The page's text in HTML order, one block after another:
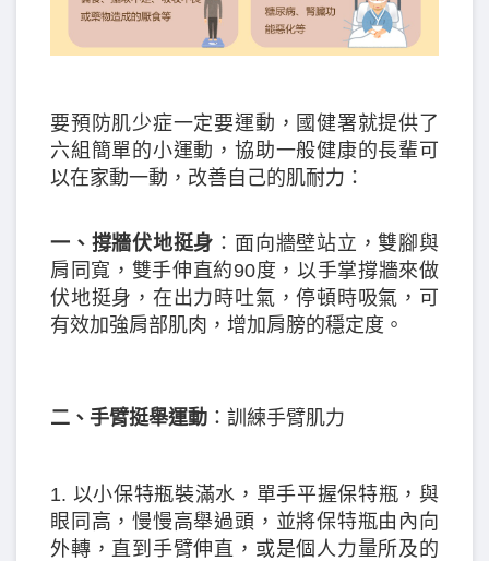
要預防肌少症一定要運動，國健署就提供了
六組簡單的小運動，協助一般健康的長輩可
以在家動一動，改善自己的肌耐力：
一、撐牆伏地挺身 ：面向牆壁站立，雙腳與
肩同寬，雙手伸直約90度，以手掌撐牆來做
伏地挺身，在出力時吐氣，停頓時吸氣，可
有效加強肩部肌肉，增加肩膀的穩定度。
二、手臂挺舉運動 ：訓練手臂肌力
1. 以小保特瓶裝滿水，單手平握保特瓶，與
眼同高，慢慢高舉過頭，並將保特瓶由內向
外轉，直到手臂伸直，或是個人力量所及的